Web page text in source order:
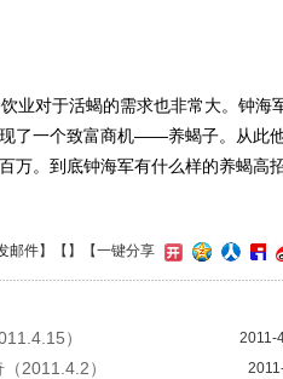
业对于活蝎的需求也非常大。钟海
了一个致富商机——养蝎子。从此
万。到底钟海军有什么样的养蝎高
邮件】【 】 【一键分享
）
2011-
2011.4.2）